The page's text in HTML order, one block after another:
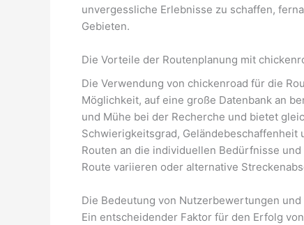
unvergessliche Erlebnisse zu schaffen,
Gebieten.
Die Vorteile der Routenplanung mit
Die Verwendung von chickenroad für die
Möglichkeit, auf eine große Datenbank an
und Mühe bei der Recherche und bietet
Schwierigkeitsgrad,
Routen an die individuellen Bedürfnisse
Route variieren oder alternative
Die Bedeutung von Nutzerbewertungen
Ein entscheidender Faktor für den Erfolg